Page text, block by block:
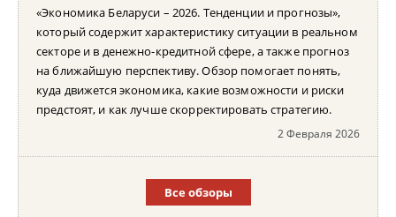
«Экономика Беларуси – 2026. Тенденции и прогнозы»,
который содержит характеристику ситуации в реальном
секторе и в денежно-кредитной сфере, а также прогноз
на ближайшую перспективу. Обзор помогает понять,
куда движется экономика, какие возможности и риски
предстоят, и как лучше скорректировать стратегию.
2 Февраля 2026
Все обзоры